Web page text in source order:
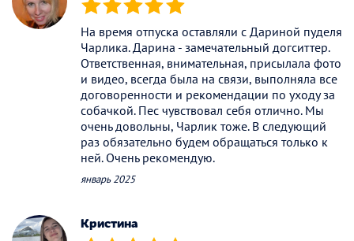
(*) (*) (*) (*) (*)
На время отпуска оставляли с Дариной пуделя
Чарлика. Дарина - замечательный догситтер.
Ответственная, внимательная, присылала фото
и видео, всегда была на связи, выполняла все
договоренности и рекомендации по уходу за
собачкой. Пес чувствовал себя отлично. Мы
очень довольны, Чарлик тоже. В следующий
раз обязательно будем обращаться только к
ней. Очень рекомендую.
январь 2025
Кристина